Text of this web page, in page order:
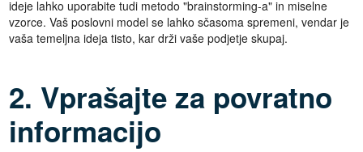
ideje lahko uporabite tudi metodo "brainstorming-a" in miselne
vzorce. Vaš poslovni model se lahko sčasoma spremeni, vendar je
vaša temeljna ideja tisto, kar drži vaše podjetje skupaj.
2. Vprašajte za povratno
informacijo